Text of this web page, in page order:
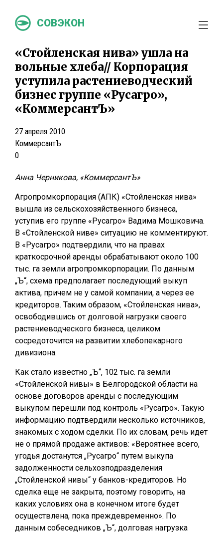
СОВЭКОН
«Стойленская нива» ушла на
вольные хлеба// Корпорация
уступила растениеводческий
бизнес группе «Русагро»,
«КоммерсантЪ»
27 апреля 2010
КоммерсантЪ
0
Анна Черникова, «КоммерсантЪ»
Агропромкорпорация (АПК) «Стойленская нива»
вышла из сельскохозяйственного бизнеса,
уступив его группе «Русагро» Вадима Мошковича.
В «Стойленской ниве» ситуацию не комментируют.
В «Русагро» подтвердили, что на правах
краткосрочной аренды обрабатывают около 100
тыс. га земли агропромкорпорации. По данным
„Ъ“, схема предполагает последующий выкуп
актива, причем не у самой компании, а через ее
кредиторов. Таким образом, «Стойленская нива»,
освободившись от долговой нагрузки своего
растениеводческого бизнеса, целиком
сосредоточится на развитии хлебопекарного
дивизиона.
Как стало известно „Ъ“, 102 тыс. га земли
«Стойленской нивы» в Белгородской области на
основе договоров аренды с последующим
выкупом перешли под контроль «Русагро». Такую
информацию подтвердили несколько источников,
знакомых с ходом сделки. По их словам, речь идет
не о прямой продаже активов: «Вероятнее всего,
угодья достанутся „Русагро“ путем выкупа
задолженности сельхозподразделения
„Стойленской нивы“ у банков-кредиторов. Но
сделка еще не закрыта, поэтому говорить, на
каких условиях она в конечном итоге будет
осуществлена, пока преждевременно». По
данным собеседников „Ъ“, долговая нагрузка